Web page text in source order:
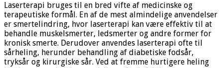
Laserterapi bruges til en bred vifte af medicinske og
terapeutiske formål. En af de mest almindelige anvendelser
er smertelindring, hvor laserterapi kan være effektiv til at
behandle muskelsmerter, ledsmerter og andre former for
kronisk smerte. Derudover anvendes laserterapi ofte til
sårheling, herunder behandling af diabetiske fodsår,
tryksår og kirurgiske sår. Ved at fremme hurtigere heling